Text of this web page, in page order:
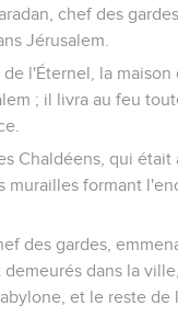
chef des
Jérusalem.
de l'Éternel, la
; il livra au feu
Chaldéens, qui était
murailles formant
des gardes,
dans la
et le reste de